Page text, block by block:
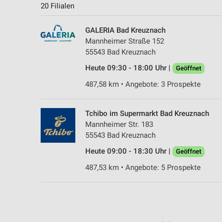
20 Filialen
GALERIA Bad Kreuznach
Mannheimer Straße 152
55543 Bad Kreuznach
Heute 09:30 - 18:00 Uhr |
Geöffnet
487,58 km • Angebote: 3 Prospekte
Tchibo im Supermarkt Bad Kreuznach
Mannheimer Str. 183
55543 Bad Kreuznach
Heute 09:00 - 18:30 Uhr |
Geöffnet
487,53 km • Angebote: 5 Prospekte